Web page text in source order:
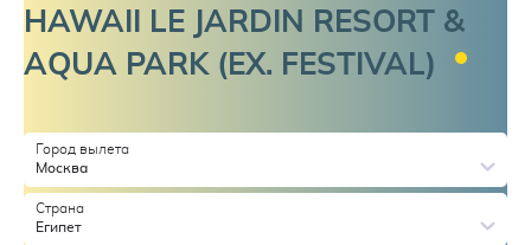
HAWAII LE JARDIN RESORT &
AQUA PARK (EX. FESTIVAL)
Город вылета
Москва
Страна
Египет